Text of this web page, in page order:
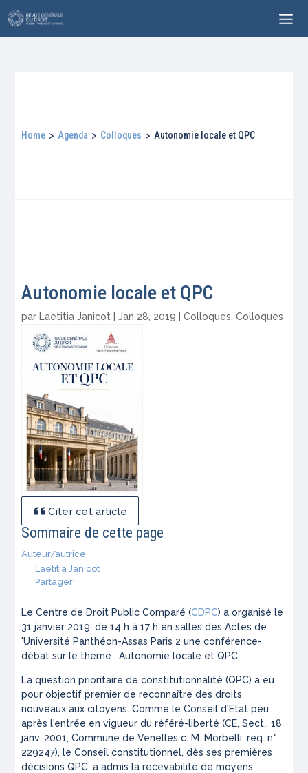
Home > Agenda > Colloques > Autonomie locale et QPC
Autonomie locale et QPC
par Laetitia Janicot |Jan 28, 2019 |Colloques,Colloques
Citer cet article
Sommaire de cette page
Auteur/autrice
Laetitia Janicot
Partager :
Le Centre de Droit Public Comparé (CDPC) a organisé le
31 janvier 2019, de 14 h à 17 h en salles des Actes de
'Université Panthéon-Assas Paris 2 une conférence-
débat sur le thème : Autonomie locale et QPC.
La question prioritaire de constitutionnalité (QPC) a eu
pour objectif premier de reconnaître des droits
nouveaux aux citoyens. Comme le Conseil d'Etat peu
après l'entrée en vigueur du référé-liberté (CE, Sect., 18
janv. 2001, Commune de Venelles c. M. Morbelli, req. n°
229247), le Conseil constitutionnel, dès ses premières
décisions QPC, a admis la recevabilité de moyens